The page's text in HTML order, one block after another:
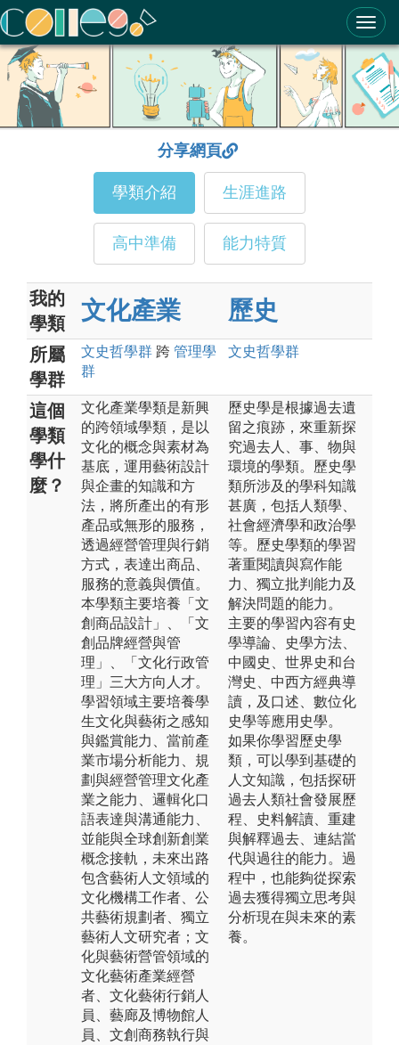
ColleGo! 大學選才與高中育才輔助系統
分享網頁
學類介紹 生涯進路
高中準備 能力特質
我的
學類
文化產業 歷史
所屬
學群
文史哲學群 跨 管理學
群
文史哲學群
這個
學類
學什
麼？
文化產業學類是新興
的跨領域學類，是以
文化的概念與素材為
基底，運用藝術設計
與企畫的知識和方
法，將所產出的有形
產品或無形的服務，
透過經營管理與行銷
方式，表達出商品、
服務的意義與價值。
本學類主要培養「文
創商品設計」、「文
創品牌經營與管
理」、「文化行政管
理」三大方向人才。
學習領域主要培養學
生文化與藝術之感知
與鑑賞能力、當前產
業市場分析能力、規
劃與經營管理文化產
業之能力、邏輯化口
語表達與溝通能力、
並能與全球創新創業
概念接軌，未來出路
包含藝術人文領域的
文化機構工作者、公
共藝術規劃者、獨立
藝術人文研究者；文
化與藝術營管領域的
文化藝術產業經營
者、文化藝術行銷人
員、藝廊及博物館人
員、文創商務執行與
歷史學是根據過去遺
留之痕跡，來重新探
究過去人、事、物與
環境的學類。歷史學
類所涉及的學科知識
甚廣，包括人類學、
社會經濟學和政治學
等。歷史學類的學習
著重閱讀與寫作能
力、獨立批判能力及
解決問題的能力。
主要的學習內容有史
學導論、史學方法、
中國史、世界史和台
灣史、中西方經典導
讀，及口述、數位化
史學等應用史學。
如果你學習歷史學
類，可以學到基礎的
人文知識，包括探研
過去人類社會發展歷
程、史料解讀、重建
與解釋過去、連結當
代與過往的能力。過
程中，也能夠從探索
過去獲得獨立思考與
分析現在與未來的素
養。